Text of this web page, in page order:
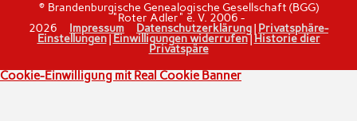
© Brandenburgische Genealogische Gesellschaft (BGG)
"Roter Adler" e. V. 2006 -
2026 Impressum Datenschutzerklärung| Privatsphäre-
Einstellungen| Einwilligungen widerrufen|Historie dier
Privatspäre
Cookie-Einwilligung mit Real Cookie Banner